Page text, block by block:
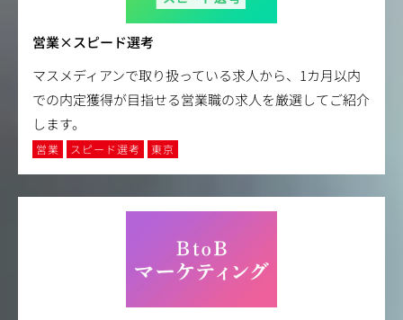
営業×スピード選考
マスメディアンで取り扱っている求人から、1カ月以内
での内定獲得が目指せる営業職の求人を厳選してご紹介
します。
営業 スピード選考 東京